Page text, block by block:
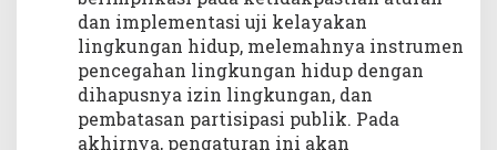
dan implementasi uji kelayakan
lingkungan hidup, melemahnya instrumen
pencegahan lingkungan hidup dengan
dihapusnya izin lingkungan, dan
pembatasan partisipasi publik. Pada
akhirnya, pengaturan ini akan